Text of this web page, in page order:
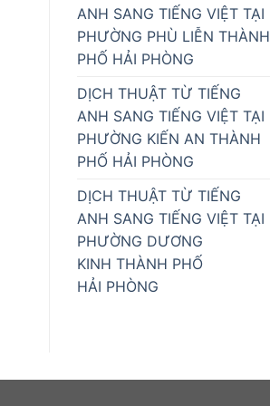
ANH SANG TIẾNG VIỆT TẠI
PHƯỜNG PHÙ LIỄN THÀNH
PHỐ HẢI PHÒNG
DỊCH THUẬT TỪ TIẾNG
ANH SANG TIẾNG VIỆT TẠI
PHƯỜNG KIẾN AN THÀNH
PHỐ HẢI PHÒNG
DỊCH THUẬT TỪ TIẾNG
ANH SANG TIẾNG VIỆT TẠI
PHƯỜNG DƯƠNG
KINH THÀNH PHỐ
HẢI PHÒNG